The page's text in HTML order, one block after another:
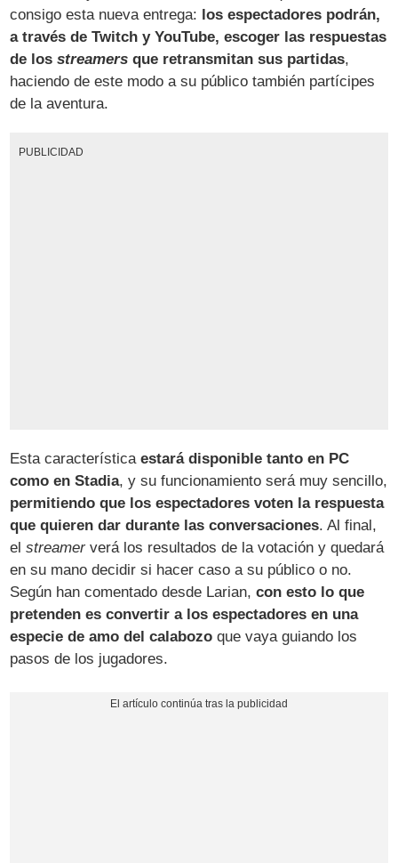
consigo esta nueva entrega: los espectadores podrán,
a través de Twitch y YouTube, escoger las respuestas
de losstreamers que retransmitan sus partidas,
haciendo de este modo a su público también partícipes
de la aventura.
PUBLICIDAD
Esta característicaestará disponible tanto en PC
como en Stadia, y su funcionamiento será muy sencillo,
permitiendo que los espectadores voten la respuesta
que quieren dar durante las conversaciones. Al final,
elstreamerverá los resultados de la votación y quedará
en su mano decidir si hacer caso a su público o no.
Según han comentado desde Larian,con esto lo que
pretenden es convertir a los espectadores en una
especie de amo del calabozo que vaya guiando los
pasos de los jugadores.